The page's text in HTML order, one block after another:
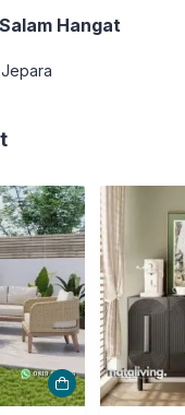
Hangat